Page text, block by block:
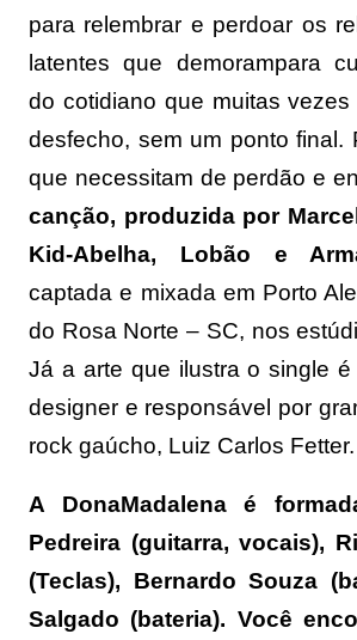
para relembrar e perdoar os
latentes que demorampara
do cotidiano que muitas
desfecho, sem um ponto final.
que necessitam de perdão e
canção, produzida por
Kid-Abelha, Lobão e
captada e mixada em Porto
do Rosa Norte – SC, nos
Já a arte que ilustra o single
designer e responsável por
rock gaúcho, Luiz Carlos Fetter.
A DonaMadalena é
Pedreira (guitarra, vocais),
(Teclas), Bernardo Souza
Salgado (bateria). Você